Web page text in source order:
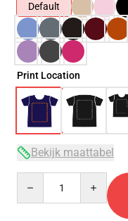
Default
Print Location
Bekijk maattabel